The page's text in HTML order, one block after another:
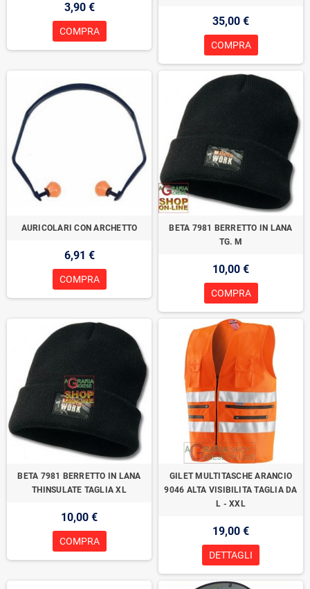
3,90 €
COMPRA
35,00 €
COMPRA
AURICOLARI CON ARCHETTO
6,91 €
COMPRA
BETA 7981 BERRETTO IN LANA
TG. M
10,00 €
COMPRA
BETA 7981 BERRETTO IN LANA
THINSULATE TAGLIA XL
10,00 €
COMPRA
GILET MULTITASCHE ARANCIO
9046 ALTA VISIBILITA TAGLIA DA
L - XXL
19,00 €
DETTAGLI